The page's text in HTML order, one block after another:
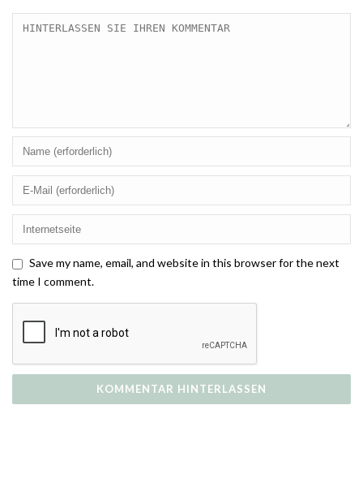
Save my name, email, and website in this browser for the next
time I comment.